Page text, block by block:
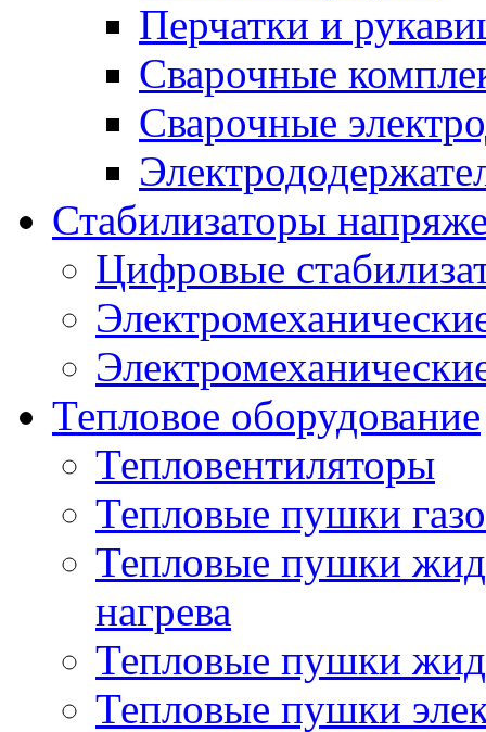
Перчатки и
Сварочные
Сварочные
Стабилизаторы
Цифровые
Тепловое оборудование
Тепловентиляторы
Тепловые пушки
Тепловые пушки
нагрева
Тепловые пушки
Тепловые пушки